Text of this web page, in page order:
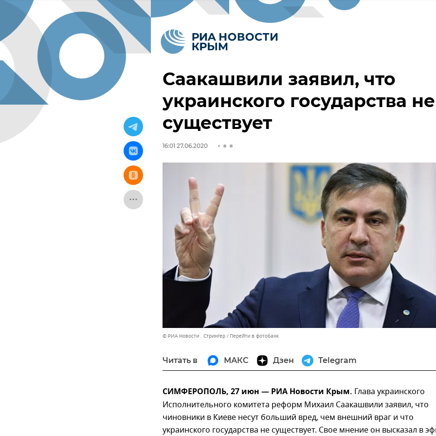
Саакашвили заявил, что
украинского государства не
существует
16:01 27.06.2020
© РИА Новости . Стрингер Перейти в фотобанк
Читать в МАКС Дзен Telegram
СИМФЕРОПОЛЬ, 27 июн — РИА Новости Крым. Глава украинского
Исполнительного комитета реформ Михаил Саакашвили заявил, что
чиновники в Киеве несут больший вред, чем внешний враг и что
украинского государства не существует. Свое мнение он высказал в